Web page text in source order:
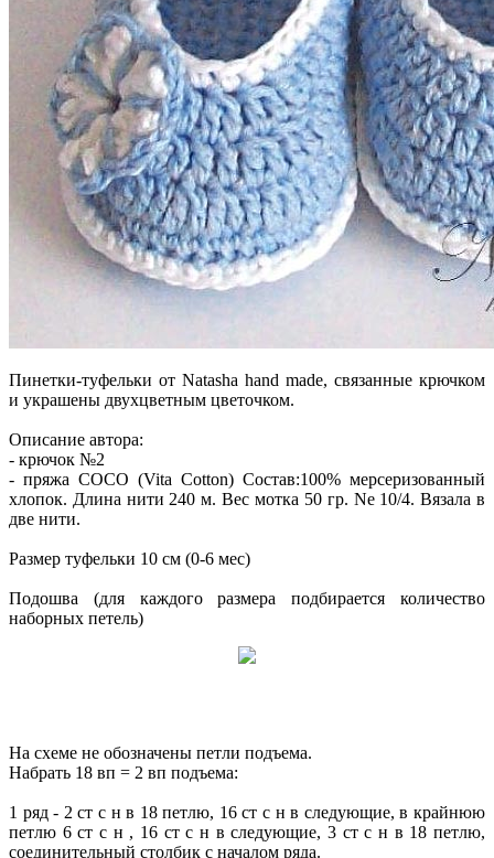
Пинетки-туфельки от Natasha hand made, связанные крючком
и украшены двухцветным цветочком.
Описание автора:
- крючок №2
- пряжа COCO (Vita Cotton) Состав:100% мерсеризованный
хлопок. Длина нити 240 м. Вес мотка 50 гр. Ne 10/4. Вязала в
две нити.
Размер туфельки 10 см (0-6 мес)
Подошва (для каждого размера подбирается количество
наборных петель)
На схеме не обозначены петли подъема.
Набрать 18 вп = 2 вп подъема:
1 ряд - 2 ст с н в 18 петлю, 16 ст с н в следующие, в крайнюю
петлю 6 ст с н , 16 ст с н в следующие, 3 ст с н в 18 петлю,
соединительный столбик с началом ряда.